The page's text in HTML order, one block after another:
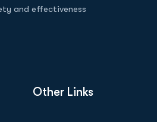
and effectiveness
Other Links